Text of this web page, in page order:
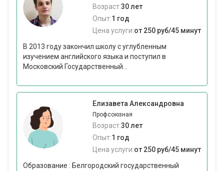
Возраст:30 лет
Опыт:1 год
Цена услуги:от 250 руб/45 минут
В 2013 году закончил школу с углубленным
изучением английского языка и поступил в
Московский Государственный...
Елизавета Александровна
Профсоюзная
Возраст:30 лет
Опыт:1 год
Цена услуги:от 250 руб/45 минут
Образование : Белгородский государственный